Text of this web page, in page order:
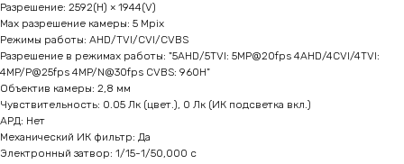
Разрешение: 2592(H) × 1944(V)
Мах разрешение камеры: 5 Mpix
Режимы работы: AHD/TVI/CVI/CVBS
Разрешение в режимах работы: "5AHD/5TVI: 5MP@20fps 4AHD/4CVI/4TVI:
4MP/P@25fps 4MP/N@30fps CVBS: 960H"
Объектив камеры: 2,8 мм
Чувствительность: 0.05 Лк (цвет.), 0 Лк (ИК подсветка вкл.)
АРД: Нет
Механический ИК фильтр: Да
Электронный затвор: 1/15-1/50,000 c